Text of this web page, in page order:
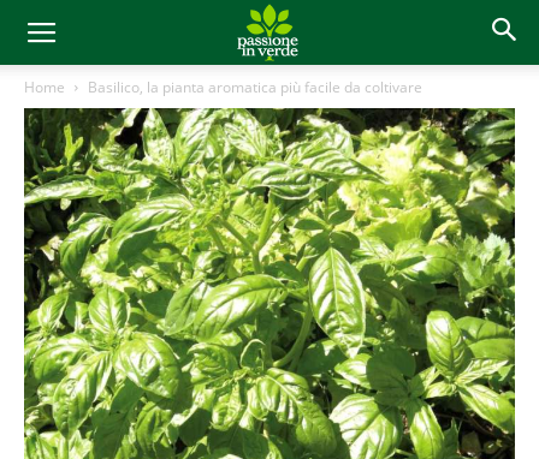
Home Basilico, la pianta aromatica più facile da coltivare